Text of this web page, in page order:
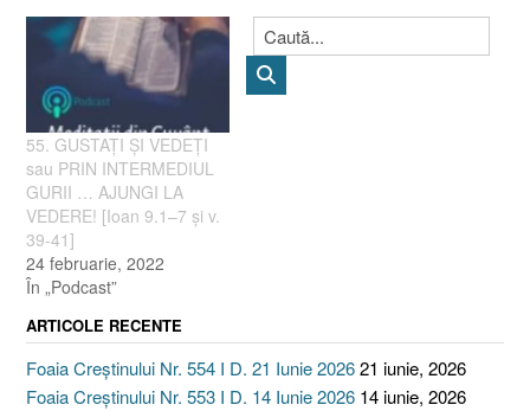
55. GUSTAŢI ŞI VEDEŢI
sau PRIN INTERMEDIUL
GURII … AJUNGI LA
VEDERE! [Ioan 9.1–7 şi v.
39-41]
24 februarie, 2022
În „Podcast”
ARTICOLE RECENTE
Foaia Creștinului Nr. 554 I D. 21 Iunie 202621 iunie, 2026
Foaia Creștinului Nr. 553 I D. 14 Iunie 2026 14 iunie, 2026